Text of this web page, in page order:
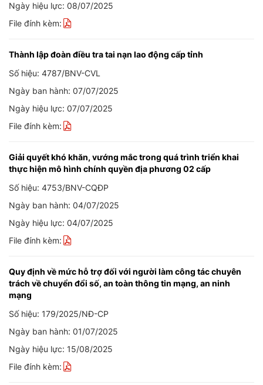
Ngày hiệu lực: 08/07/2025
File đính kèm:
Thành lập đoàn điều tra tai nạn lao động cấp tỉnh
Số hiệu: 4787/BNV-CVL
Ngày ban hành: 07/07/2025
Ngày hiệu lực: 07/07/2025
File đính kèm:
Giải quyết khó khăn, vướng mắc trong quá trình triển khai
thực hiện mô hình chính quyền địa phương 02 cấp
Số hiệu: 4753/BNV-CQĐP
Ngày ban hành: 04/07/2025
Ngày hiệu lực: 04/07/2025
File đính kèm:
Quy định về mức hỗ trợ đối với người làm công tác chuyên
trách về chuyển đổi số, an toàn thông tin mạng, an ninh
mạng
Số hiệu: 179/2025/NĐ-CP
Ngày ban hành: 01/07/2025
Ngày hiệu lực: 15/08/2025
File đính kèm: